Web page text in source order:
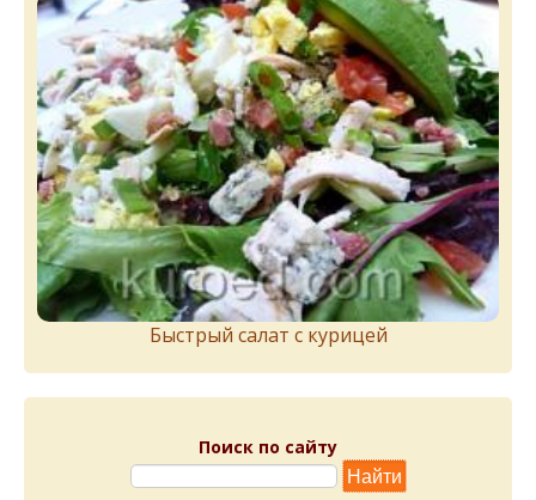
Быстрый салат с курицей
Поиск по сайту